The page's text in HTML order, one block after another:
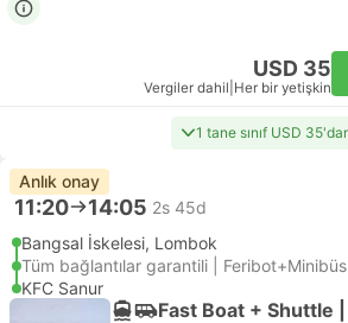
USD 35
Vergiler dahil Her bir yetişkin
1 tane sınıf USD
Anlık onay
11:20 14:05 2s 45d
Bangsal İskelesi, Lombok
Tüm bağlantılar garantili | Feribot+Minibüs
KFC Sanur
Fast Boat + Shuttle